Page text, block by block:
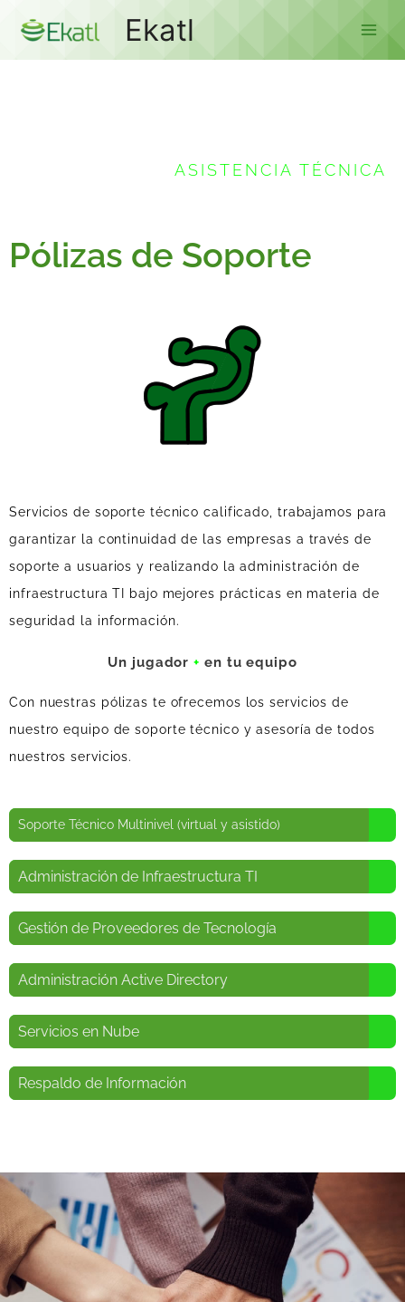
Ekatl
ASISTENCIA TÉCNICA
Pólizas de Soporte
Servicios de soporte técnico calificado, trabajamos para
garantizar la continuidad de las empresas a través de
soporte a usuarios y realizando la administración de
infraestructura TI bajo mejores prácticas en materia de
seguridad la información.
Un jugador+ en tu equipo
Con nuestras pólizas te ofrecemos los servicios de
nuestro equipo de soporte técnico y asesoría de todos
nuestros servicios.
Soporte Técnico Multinivel (virtual y asistido)
Administración de Infraestructura TI
Gestión de Proveedores de Tecnología
Administración Active Directory
Servicios en Nube
Respaldo de Información